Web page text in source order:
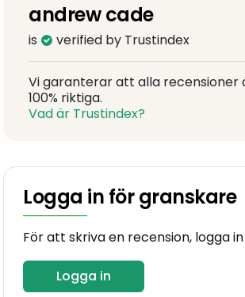
andrew cade
is verified by Trustindex
Vi garanterar att alla recensioner
100% riktiga.
Vad är Trustindex?
Logga in för granskare
För att skriva en recension, logga
Logga in